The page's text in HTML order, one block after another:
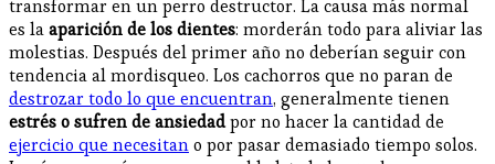
transformar en un perro destructor. La causa más normal
es laaparición de los dientes: morderán todo para aliviar las
molestias. Después del primer año no deberían seguir con
tendencia al mordisqueo. Los cachorros que no paran de
destrozar todo lo que encuentran, generalmente tienen
estrés o sufren de ansiedadpor no hacer la cantidad de
ejercicio que necesitano por pasar demasiado tiempo solos.